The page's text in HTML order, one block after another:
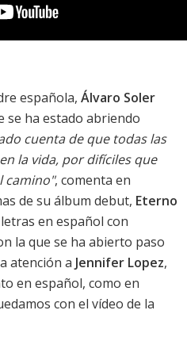
española, Álvaro Soler
se ha estado abriendo
cuenta de que todas las
la vida, por difíciles que
camino", comenta en
de su álbum debut, Eterno
en español con
la que se ha abierto paso
atención a Jennifer Lopez,
en español, como en
con el vídeo de la